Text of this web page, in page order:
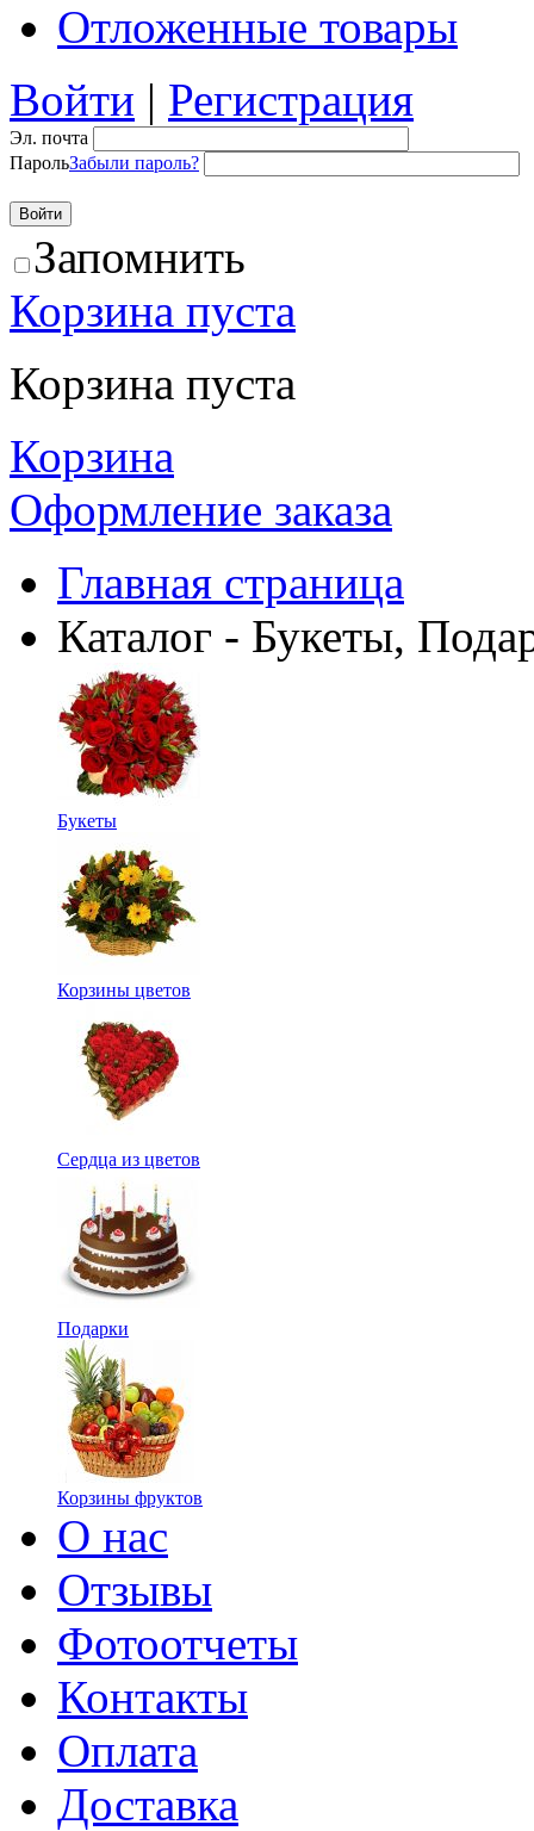
Отложенные товары
Войти | Регистрация
Эл. почта
ПарольЗабыли пароль?
Запомнить
Корзина пуста
Корзина пуста
Корзина
Оформление заказа
Главная страница
Каталог - Букеты,
Букеты
Корзины цветов
Сердца из цветов
Подарки
Корзины фруктов
О нас
Отзывы
Фотоотчеты
Контакты
Оплата
Доставка